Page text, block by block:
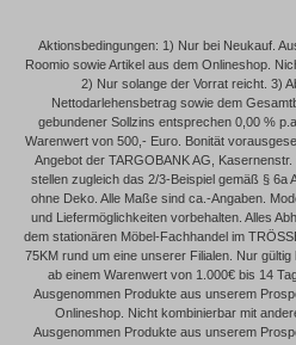
Aktionsbedingungen: 1) Nur bei Neukauf.
Roomio sowie Artikel aus dem Onlineshop.
2) Nur solange der Vorrat reicht. 3)
Nettodarlehensbetrag sowie dem
gebundener Sollzins entsprechen 0,00 %
Warenwert von 500,- Euro. Bonität
Angebot der TARGOBANK AG,
stellen zugleich das 2/3-Beispiel gemäß § 6a
ohne Deko. Alle Maße sind ca.-Angaben.
und Liefermöglichkeiten vorbehalten. Alles
dem stationären Möbel-Fachhandel im
75KM rund um eine unserer Filialen. Nur
ab einem Warenwert von 1.000€ bis 14
Ausgenommen Produkte aus unserem
Onlineshop. Nicht kombinierbar mit
Ausgenommen Produkte aus unserem